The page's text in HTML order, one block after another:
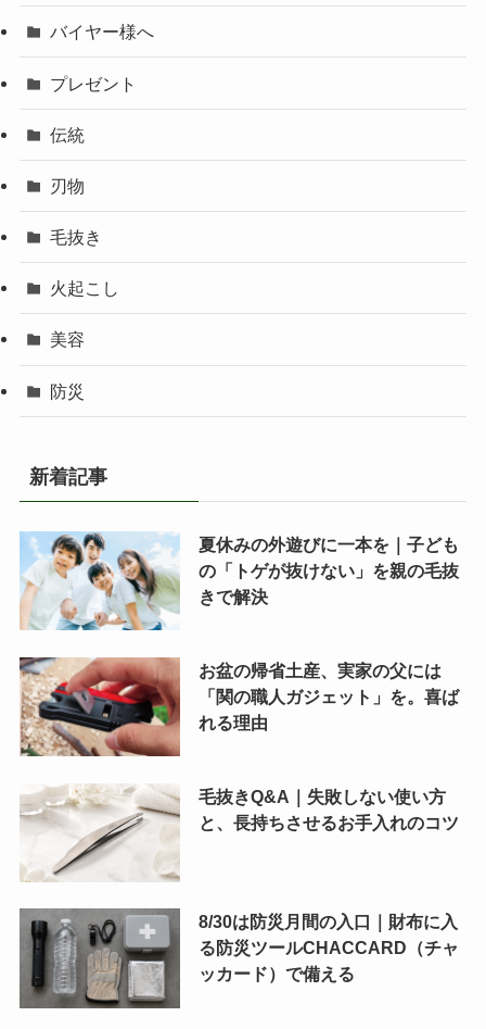
バイヤー様へ
プレゼント
伝統
刃物
毛抜き
火起こし
美容
防災
新着記事
夏休みの外遊びに一本を｜子ども
の「トゲが抜けない」を親の毛抜
きで解決
お盆の帰省土産、実家の父には
「関の職人ガジェット」を。喜ば
れる理由
毛抜きQ&A｜失敗しない使い方
と、長持ちさせるお手入れのコツ
8/30は防災月間の入口｜財布に入
る防災ツールCHACCARD（チャ
ッカード）で備える